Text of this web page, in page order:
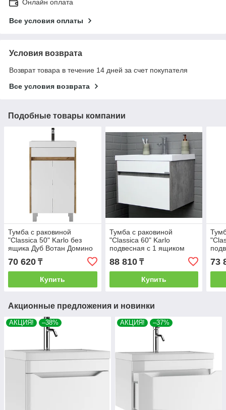
Онлайн оплата
Все условия оплаты
Условия возврата
Возврат товара в течение 14 дней за счет покупателя
Все условия возврата
Подобные товары компании
Тумба с раковиной
"Classica 50" Karlo без
ящика Дуб Вотан Домино
70 620 ₸
Купить
Тумба с раковиной
"Classica 60" Karlo
подвесная с 1 ящиком
Бетон Домино
88 810₸
Купить
73
Акционные предложения и новинки
АКЦИЯ! –38% АКЦИЯ! –37%